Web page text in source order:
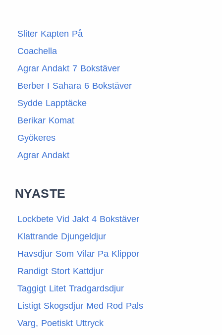
Sliter Kapten På
Coachella
Agrar Andakt 7 Bokstäver
Berber I Sahara 6 Bokstäver
Sydde Lapptäcke
Berikar Komat
Gyökeres
Agrar Andakt
NYASTE
Lockbete Vid Jakt 4 Bokstäver
Klattrande Djungeldjur
Havsdjur Som Vilar Pa Klippor
Randigt Stort Kattdjur
Taggigt Litet Tradgardsdjur
Listigt Skogsdjur Med Rod Pals
Varg, Poetiskt Uttryck